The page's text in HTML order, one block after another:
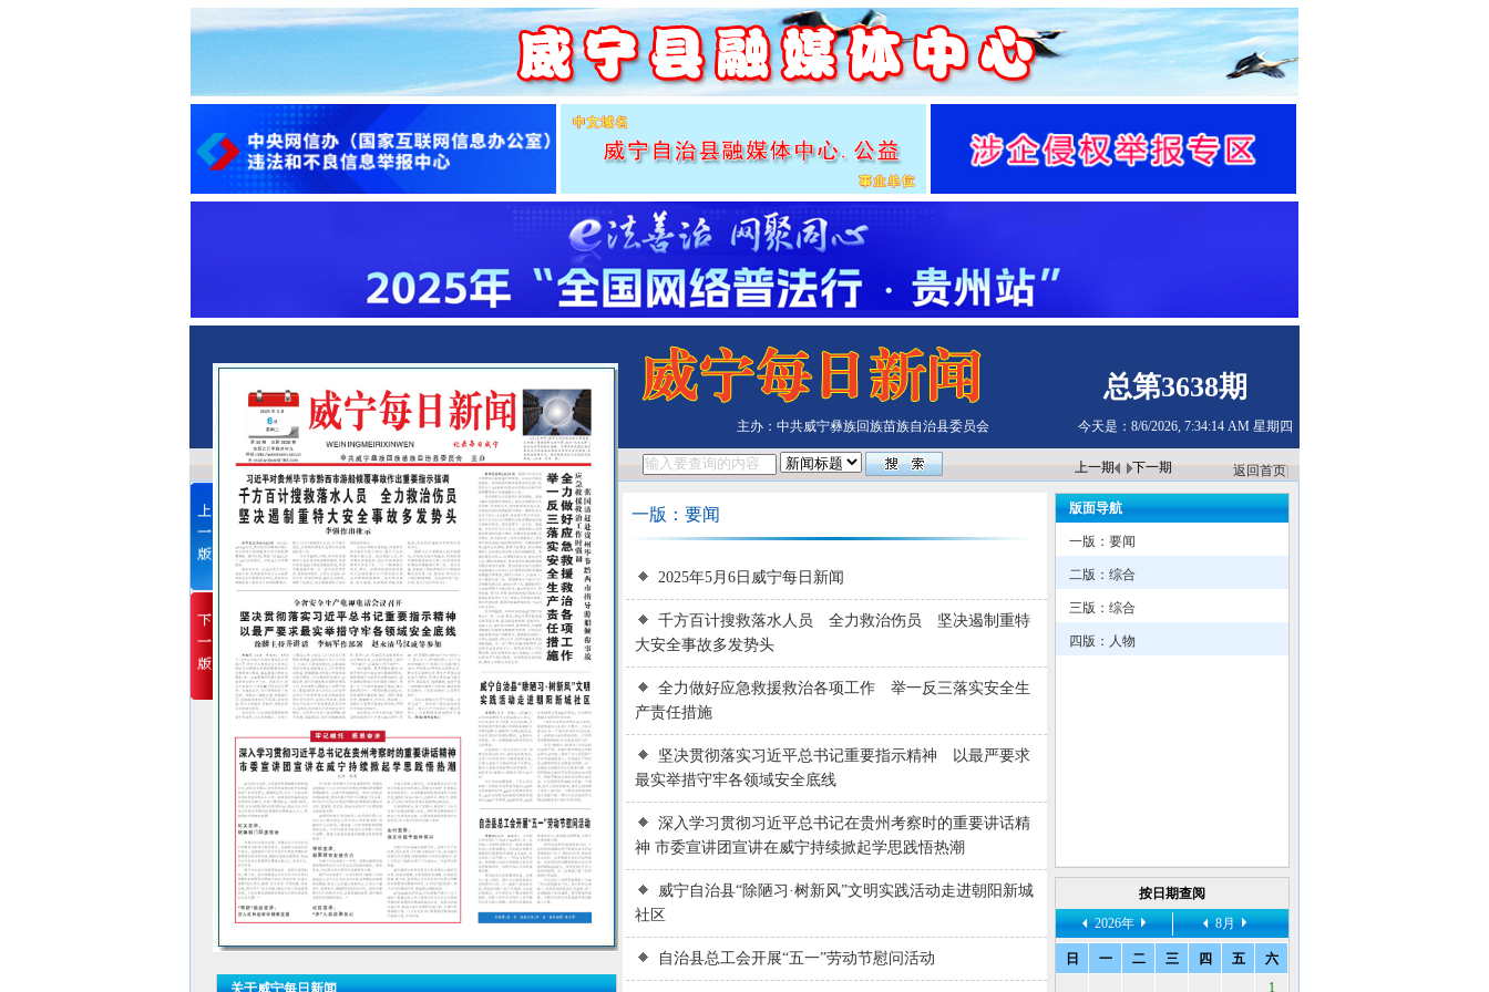
主办：中共威宁彝族回族苗族自治县委员会 今天是：8/6/2026, 7:34:14 AM 星期四
总第3638期
返回首页
一版：要闻
2025年5月6日威宁每日新闻
千方百计搜救落水人员 全力救治伤员 坚决遏制重特
大安全事故多发势头
全力做好应急救援救治各项工作 举一反三落实安全生
产责任措施
坚决贯彻落实习近平总书记重要指示精神 以最严要求
最实举措守牢各领域安全底线
深入学习贯彻习近平总书记在贵州考察时的重要讲话精
神 市委宣讲团宣讲在威宁持续掀起学思践悟热潮
威宁自治县“除陋习·树新风”文明实践活动走进朝阳新城
社区
自治县总工会开展“五一”劳动节慰问活动
版面导航
一版：要闻
二版：综合
三版：综合
四版：人物
按日期查阅